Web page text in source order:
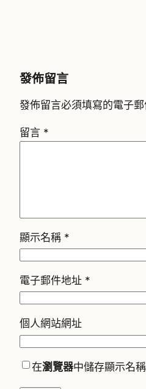
發佈留言
發佈留言必須填寫的電子郵
留言 *
顯示名稱 *
電子郵件地址 *
個人網站網址
在瀏覽器中儲存顯示名